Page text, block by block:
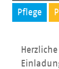
Pflege
Herzliche